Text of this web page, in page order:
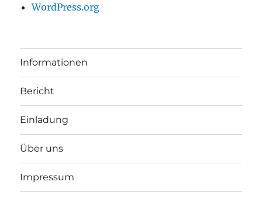
WordPress.org
Informationen
Bericht
Einladung
Über uns
Impressum